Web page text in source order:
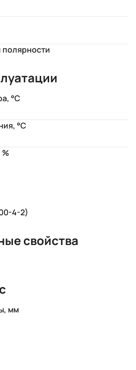
полярности
°C
°C
4-2)
свойства
мм